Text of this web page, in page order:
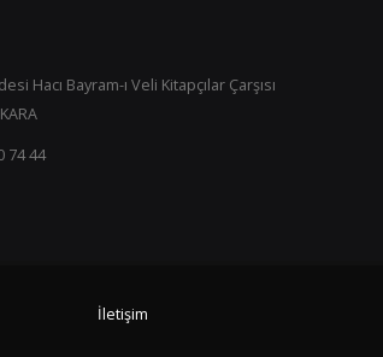
Hacı Bayram-ı Veli Kitapçılar Çarşısı
74 44
İletişim